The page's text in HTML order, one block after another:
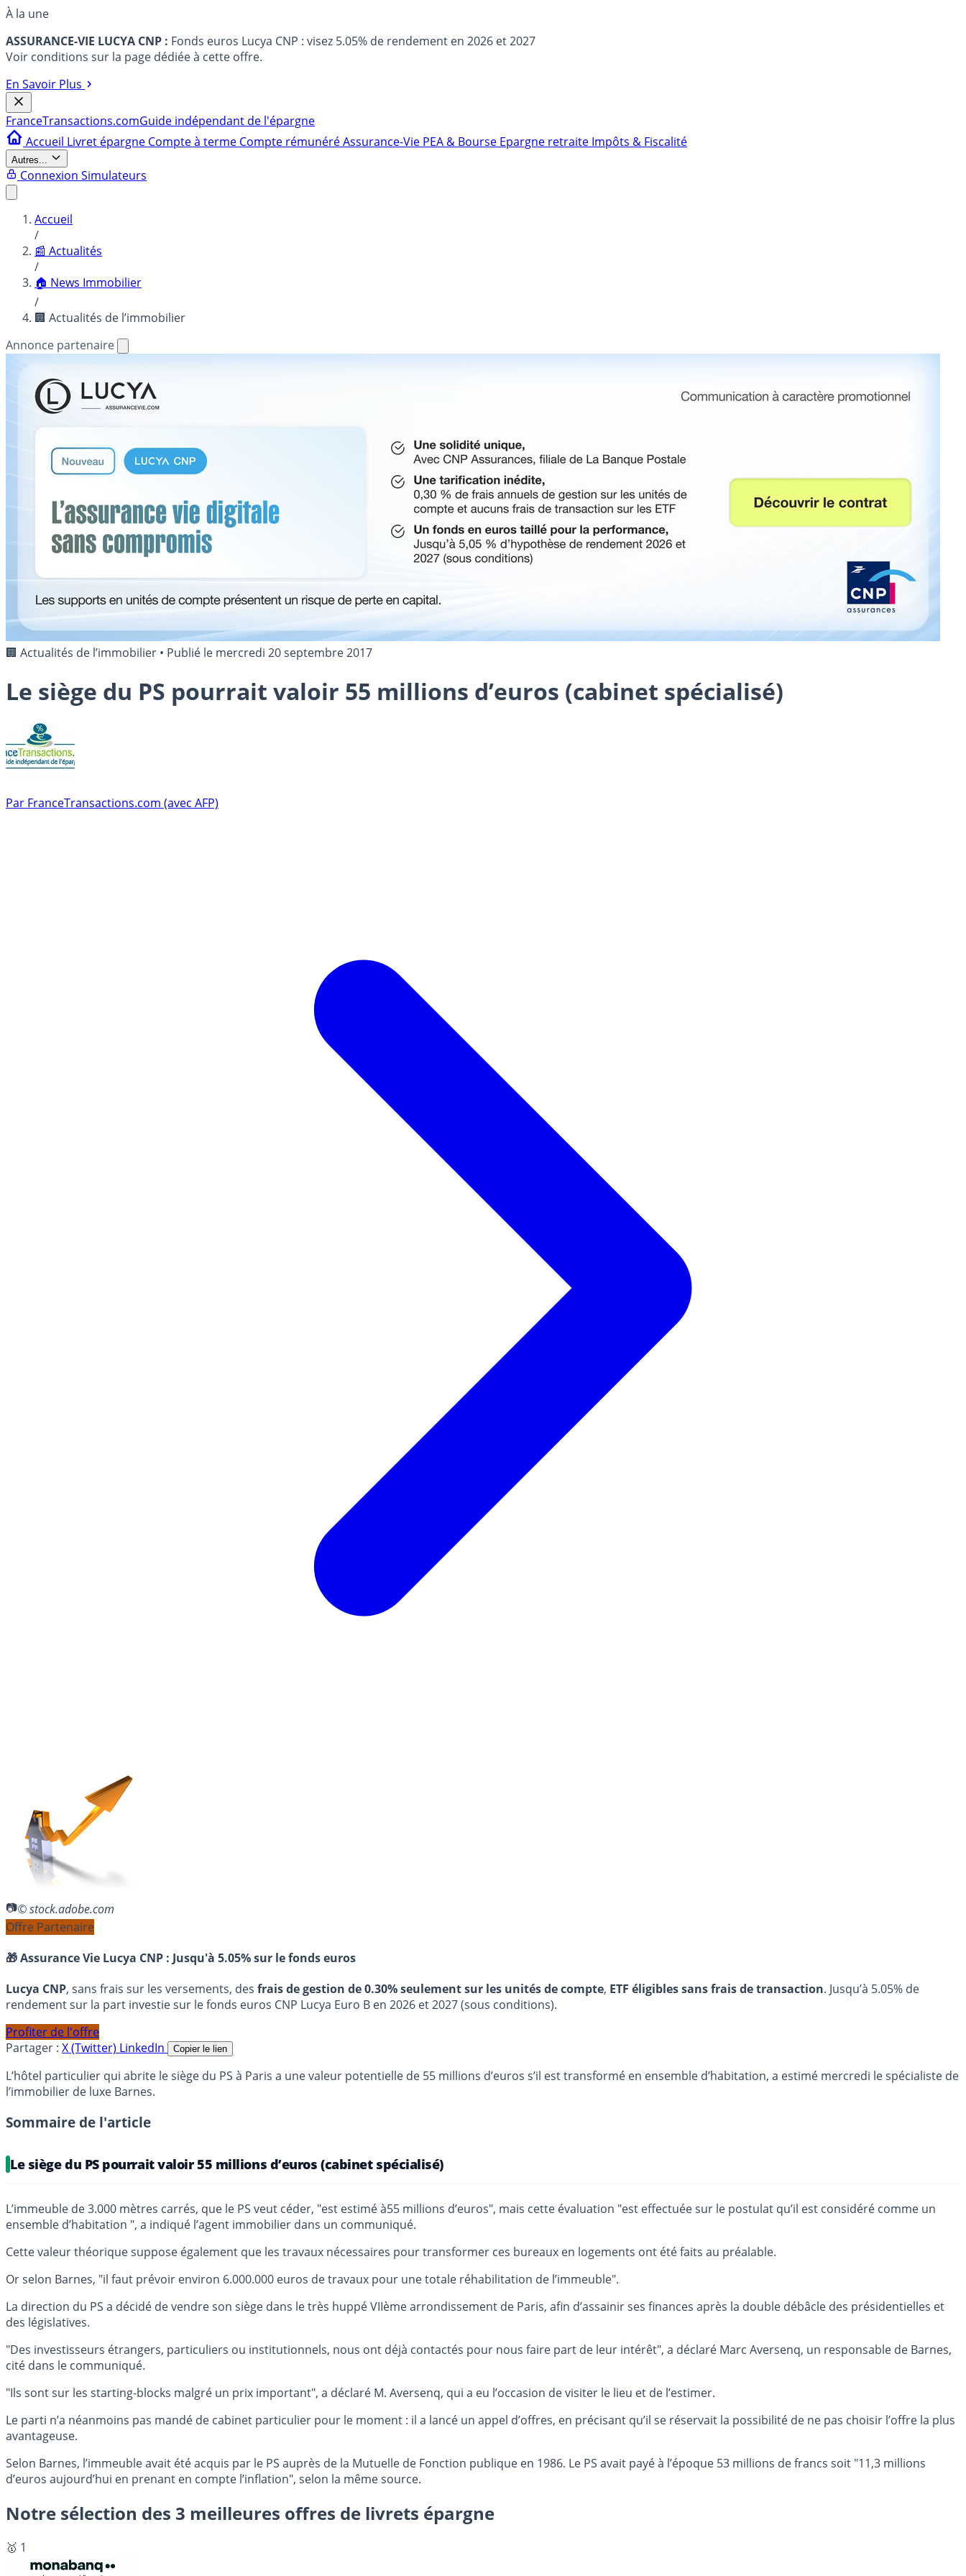
À la une
ASSURANCE-VIE LUCYA CNP : Fonds euros Lucya CNP : visez 5.05% de rendement en 2026 et 2027
Voir conditions sur la page dédiée à cette offre.
En Savoir Plus
FranceTransactions.comGuide indépendant de l'épargne
Accueil Livret épargne Compte à terme Compte rémunéréAssurance-Vie PEA & Bourse Epargne retraite Impôts & Fiscalité
Autres...
Connexion Simulateurs
Accueil
/
📰 Actualités
/
🏠 News Immobilier
/
🏢 Actualités de l’immobilier
Annonce partenaire
🏢 Actualités de l’immobilier • Publié le mercredi 20 septembre 2017
Le siège du PS pourrait valoir 55 millions d’euros (cabinet spécialisé)
Par FranceTransactions.com (avec AFP)
© stock.adobe.com
Offre Partenaire
🎁 Assurance Vie Lucya CNP : Jusqu'à 5.05% sur le fonds euros
Lucya CNP, sans frais sur les versements, des frais de gestion de 0.30% seulement sur les unités de compte, ETF éligibles sans frais de transaction. Jusqu’à 5.05% de
rendement sur la part investie sur le fonds euros CNP Lucya Euro B en 2026 et 2027 (sous conditions).
Profiter de l'offre
Partager : X (Twitter) LinkedIn Copier le lien
L’hôtel particulier qui abrite le siège du PS à Paris a une valeur potentielle de 55 millions d’euros s’il est transformé en ensemble d’habitation, a estimé mercredi le spécialiste de
l’immobilier de luxe Barnes.
Sommaire de l'article
Le siège du PS pourrait valoir 55 millions d’euros (cabinet spécialisé)
L’immeuble de 3.000 mètres carrés, que le PS veut céder, "est estimé à55 millions d’euros", mais cette évaluation "est effectuée sur le postulat qu’il est considéré comme un
ensemble d’habitation ", a indiqué l’agent immobilier dans un communiqué.
Cette valeur théorique suppose également que les travaux nécessaires pour transformer ces bureaux en logements ont été faits au préalable.
Or selon Barnes, "il faut prévoir environ 6.000.000 euros de travaux pour une totale réhabilitation de l’immeuble".
La direction du PS a décidé de vendre son siège dans le très huppé VIIème arrondissement de Paris, afin d’assainir ses finances après la double débâcle des présidentielles et
des législatives.
"Des investisseurs étrangers, particuliers ou institutionnels, nous ont déjà contactés pour nous faire part de leur intérêt", a déclaré Marc Aversenq, un responsable de Barnes,
cité dans le communiqué.
"Ils sont sur les starting-blocks malgré un prix important", a déclaré M. Aversenq, qui a eu l’occasion de visiter le lieu et de l’estimer.
Le parti n’a néanmoins pas mandé de cabinet particulier pour le moment : il a lancé un appel d’offres, en précisant qu’il se réservait la possibilité de ne pas choisir l’offre la plus
avantageuse.
Selon Barnes, l’immeuble avait été acquis par le PS auprès de la Mutuelle de Fonction publique en 1986. Le PS avait payé à l’époque 53 millions de francs soit "11,3 millions
d’euros aujourd’hui en prenant en compte l’inflation", selon la même source.
Notre sélection des 3 meilleures offres de livrets épargne
🥇 1